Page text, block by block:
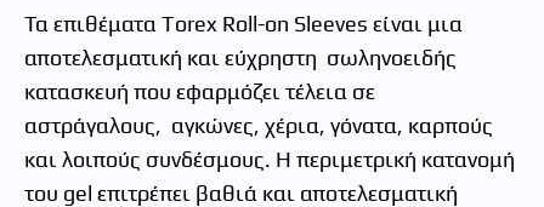
Τα επιθέματα Torex Roll-on Sleeves είναι μια
αποτελεσματική και εύχρηστη σωληνοειδής
κατασκευή που εφαρμόζει τέλεια σε
αστράγαλους, αγκώνες, χέρια, γόνατα, καρπούς
και λοιπούς συνδέσμους. Η περιμετρική κατανομή
του gel επιτρέπει βαθιά και αποτελεσματική